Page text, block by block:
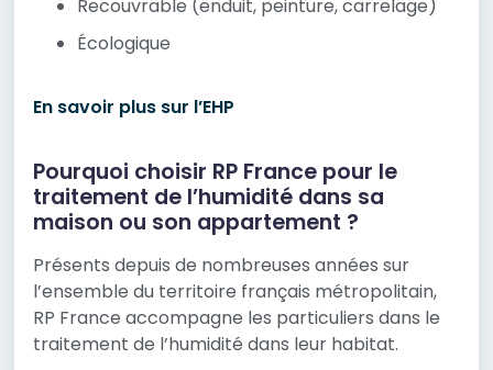
Recouvrable (enduit, peinture, carrelage)
Écologique
En savoir plus sur l’EHP
Pourquoi choisir RP France pour le
traitement de l’humidité dans sa
maison ou son appartement ?
Présents depuis de nombreuses années sur
l’ensemble du territoire français métropolitain,
RP France accompagne les particuliers dans le
traitement de l’humidité dans leur habitat.